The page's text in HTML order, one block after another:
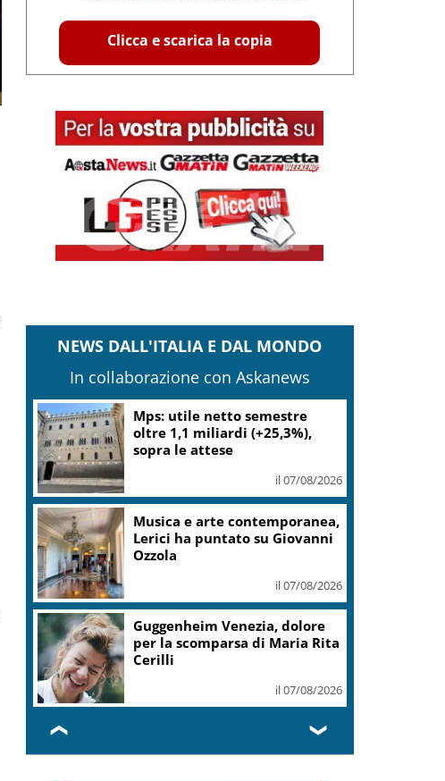
Clicca e scarica la copia
NEWS DALL'ITALIA E DAL MONDO
In collaborazione con Askanews
Mps: utile netto semestre
oltre 1,1 miliardi (+25,3%),
sopra le attese
il 07/08/2026
Musica e arte contemporanea,
Lerici ha puntato su Giovanni
Ozzola
il 07/08/2026
Guggenheim Venezia, dolore
per la scomparsa di Maria Rita
Cerilli
il 07/08/2026
❮ ❯